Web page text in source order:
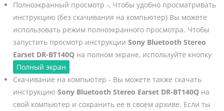
Полноэкранный просмотр -, Чтобы удобно просматривать
инструкцию (без скачивания на компьютер) Вы можете
использовать режим полноэкранного просмотра. Чтобы
запустить просмотр инструкции Sony Bluetooth Stereo
Earset DR-BT140Qна полном экране, используйте кнопку
Полный экран .
Скачивание на компьютер - Вы можете также скачать
инструкцию Sony Bluetooth Stereo Earset DR-BT140Qна
свой компьютер и сохранить ее в своем архиве. Если ты